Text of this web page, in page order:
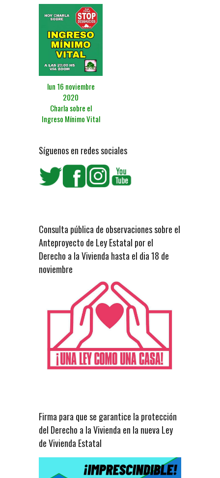
lun 16 noviembre
2020
Charla sobre el
Ingreso Mínimo Vital
Síguenos en redes sociales
Consulta pública de observaciones sobre el
Anteproyecto de Ley Estatal por el
Derecho a la Vivienda hasta el dia 18 de
noviembre
Firma para que se garantice la protección
del Derecho a la Vivienda en la nueva Ley
de Vivienda Estatal